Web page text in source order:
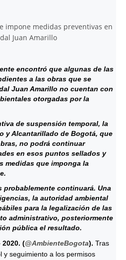
encontró que algunas de las
a las obras que se
Juan Amarillo no cuentan con
otorgadas por la
de suspensión temporal, la
y Alcantarillado de Bogotá, que
no podrá continuar
en esos puntos sellados y
medidas que imponga la
probablemente continuará. Una
la autoridad ambiental
para la legalización de las
administrativo, posteriormente
pública el resultado.
(@AmbienteBogota). Tras
y seguimiento a los permisos